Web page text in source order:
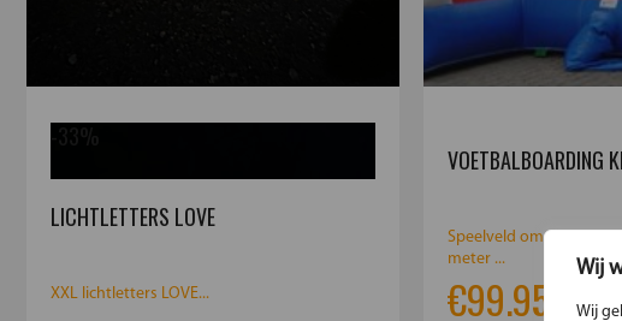
Wij
Wij
LICHTLETTERS LOVE
XXL lichtletters LOVE...
VOETBALBOARDING
Speelveld om te kunnen
meter ...
€99.95